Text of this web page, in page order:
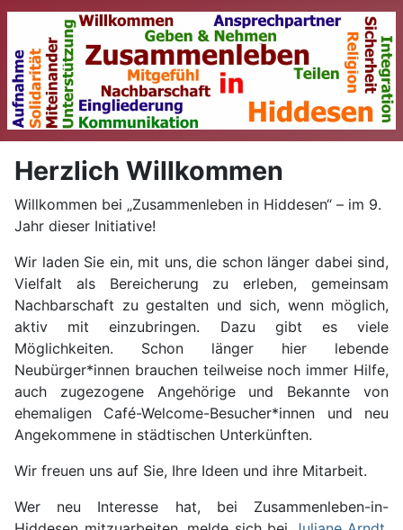
Herzlich Willkommen
Willkommen bei „Zusammenleben in Hiddesen“ – im 9.
Jahr dieser Initiative!
Wir laden Sie ein, mit uns, die schon länger dabei sind,
Vielfalt als Bereicherung zu erleben, gemeinsam
Nachbarschaft zu gestalten und sich, wenn möglich,
aktiv mit einzubringen. Dazu gibt es viele
Möglichkeiten. Schon länger hier lebende
Neubürger*innen brauchen teilweise noch immer Hilfe,
auch zugezogene Angehörige und Bekannte von
ehemaligen Café-Welcome-Besucher*innen und neu
Angekommene in städtischen Unterkünften.
Wir freuen uns auf Sie, Ihre Ideen und ihre Mitarbeit.
Wer neu Interesse hat, bei Zusammenleben-in-